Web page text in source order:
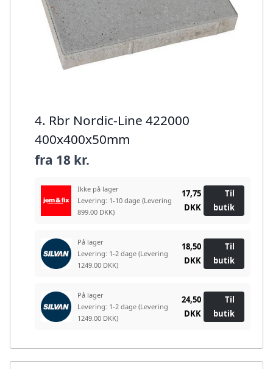
4. Rbr Nordic-Line 422000
400x400x50mm
fra 18 kr.
Ikke på lager
Levering: 1-10 dage (Levering
899.00 DKK)
17,75
DKK
Til
butik
På lager
Levering: 1-2 dage (Levering
1249.00 DKK)
18,50
DKK
Til
butik
På lager
Levering: 1-2 dage (Levering
1249.00 DKK)
24,50
DKK
Til
butik